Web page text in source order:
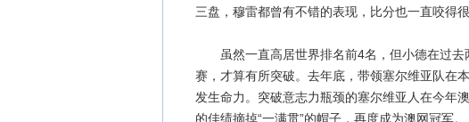
三盘，穆雷都曾有不错的表现，比分也一直咬得
虽然一直高居世界排名前4名，但小德在过去
赛，才算有所突破。去年底，带领塞尔维亚队在
发生命力。突破意志力瓶颈的塞尔维亚人在今年
的佳绩摘掉“一满贯”的帽子，再度成为澳网冠军。